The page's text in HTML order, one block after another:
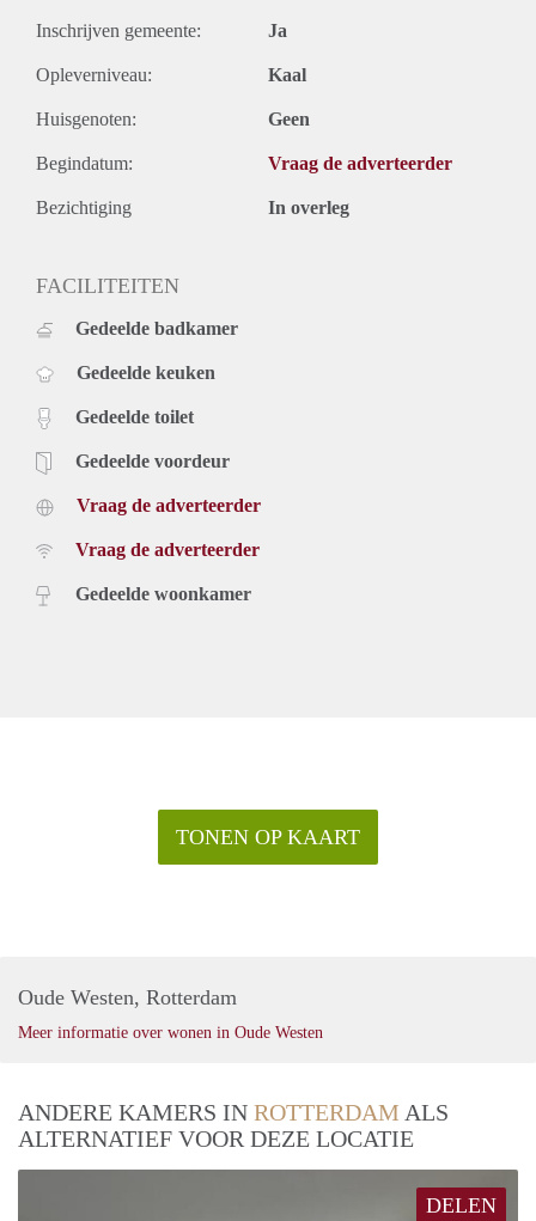
Inschrijven gemeente: Ja
Opleverniveau: Kaal
Huisgenoten: Geen
Begindatum: Vraag de adverteerder
Bezichtiging In overleg
FACILITEITEN
Gedeelde badkamer
Gedeelde keuken
Gedeelde toilet
Gedeelde voordeur
Vraag de adverteerder
Vraag de adverteerder
Gedeelde woonkamer
TONEN OP KAART
Oude Westen, Rotterdam
Meer informatie over wonen in Oude Westen
ANDERE KAMERS IN ROTTERDAM ALS
ALTERNATIEF VOOR DEZE LOCATIE
DELEN